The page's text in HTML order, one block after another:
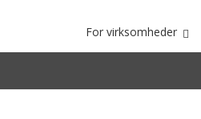
For virksomheder